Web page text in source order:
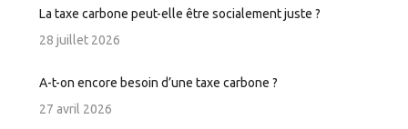
La taxe carbone peut-elle être socialement juste ?
28 juillet 2026
A-t-on encore besoin d’une taxe carbone ?
27 avril 2026